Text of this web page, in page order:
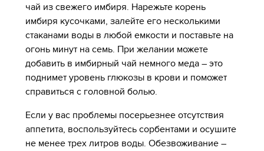
чай из свежего имбиря. Нарежьте корень
имбиря кусочками, залейте его несколькими
стаканами воды в любой емкости и поставьте на
огонь минут на семь. При желании можете
добавить в имбирный чай немного меда – это
поднимет уровень глюкозы в крови и поможет
справиться с головной болью.
Если у вас проблемы посерьезнее отсутствия
аппетита, воспользуйтесь сорбентами и осушите
не менее трех литров воды. Обезвоживание –